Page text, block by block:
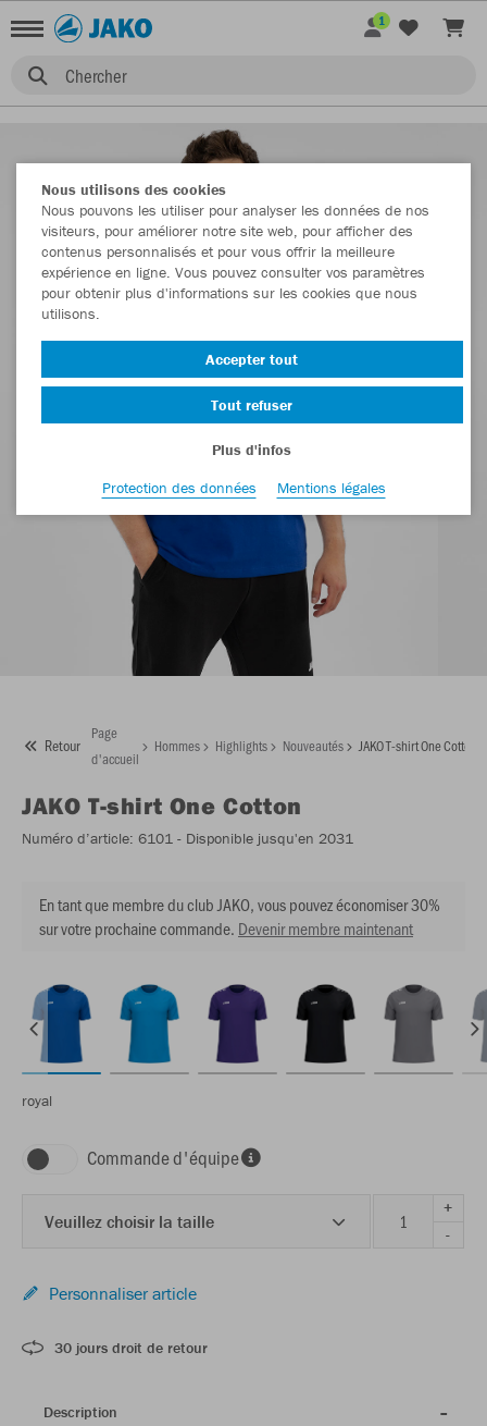
Chercher
1
Retour
Page
d'accueil
Hommes Highlights Nouveautés JAKO T-shirt One Cotton
JAKO T-shirt One Cotton
Numéro d’article: 6101 - Disponible jusqu'en 2031
En tant que membre du club JAKO, vous pouvez économiser 30%
sur votre prochaine commande. Devenir membre maintenant
royal
Commande d'équipe
Veuillez choisir la taille
+
-
Personnaliser article
30 jours droit de retour
Description
Nous utilisons des cookies
Nous pouvons les utiliser pour analyser les données de nos
visiteurs, pour améliorer notre site web, pour afficher des
contenus personnalisés et pour vous offrir la meilleure
expérience en ligne. Vous pouvez consulter vos paramètres
pour obtenir plus d'informations sur les cookies que nous
utilisons.
Accepter tout
Tout refuser
Plus d'infos
Protection des données
Mentions légales